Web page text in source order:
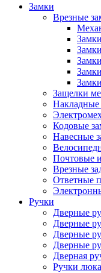
Замки
Врезные
Защелки
Накладные
Кодовые
Навесные
Почтовые
Врезные
Ответные
Ручки
Дверные
Дверные
Дверные
Дверные
Дверная
Ручки